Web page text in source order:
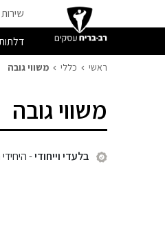
ראשי כללי משווי גובה
משווי גובה
בלעדי וייחודי-